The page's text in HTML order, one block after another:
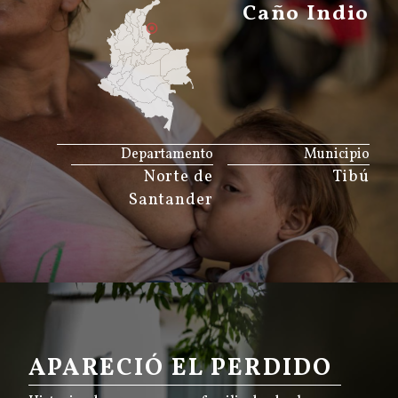
Caño Indio
Municipio
Tibú
Departamento
Norte de
Santander
APARECIÓ EL PERDIDO